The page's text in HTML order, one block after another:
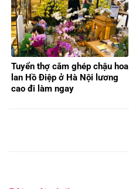
Tuyển thợ cắm ghép chậu hoa
lan Hồ Điệp ở Hà Nội lương
cao đi làm ngay